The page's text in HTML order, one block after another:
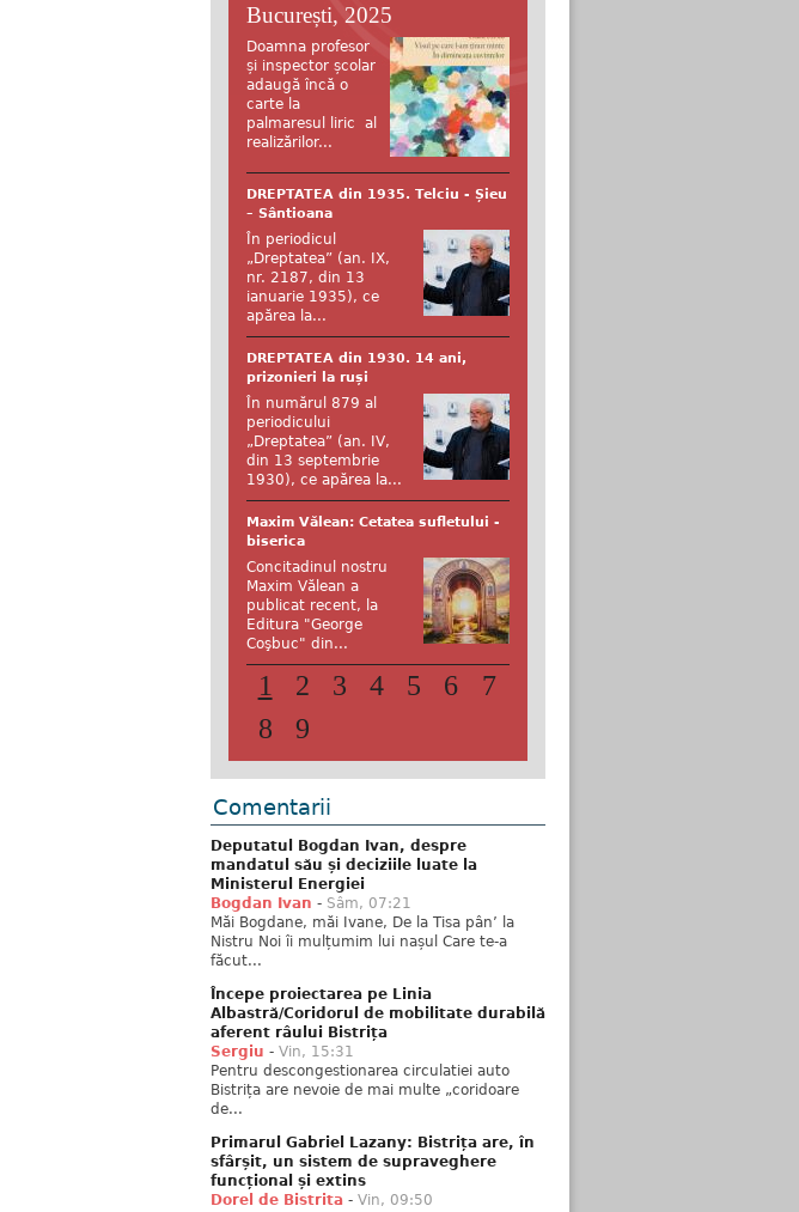
București, 2025
Doamna profesor
și inspector școlar
adaugă încă o
carte la
palmaresul liric al
realizărilor...
DREPTATEA din 1935. Telciu - Șieu
– Sântioana
În periodicul
„Dreptatea” (an. IX,
nr. 2187, din 13
ianuarie 1935), ce
apărea la...
DREPTATEA din 1930. 14 ani,
prizonieri la ruși
În numărul 879 al
periodicului
„Dreptatea” (an. IV,
din 13 septembrie
1930), ce apărea la...
Maxim Vălean: Cetatea sufletului -
biserica
Concitadinul nostru
Maxim Vălean a
publicat recent, la
Editura "George
Coşbuc" din...
1 2 3 4 5 6
7
8
9
Comentarii
Deputatul Bogdan Ivan, despre
mandatul său și deciziile luate la
Ministerul Energiei
Bogdan Ivan - Sâm, 07:21
Măi Bogdane, măi Ivane, De la Tisa pân’ la
Nistru Noi îi mulțumim lui nașul Care te-a
făcut...
Începe proiectarea pe Linia
Albastră/Coridorul de mobilitate durabilă
aferent râului Bistrița
Sergiu - Vin, 15:31
Pentru descongestionarea circulatiei auto
Bistrița are nevoie de mai multe „coridoare
de...
Primarul Gabriel Lazany: Bistrița are, în
sfârșit, un sistem de supraveghere
funcțional și extins
Dorel de Bistrita - Vin, 09:50